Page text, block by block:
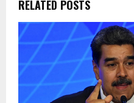
RELATED POSTS